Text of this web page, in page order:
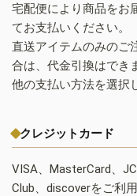
宅配便により商品をお
てお支払いください。
直送アイテムのみのご
合は、代金引換はでき
他の支払い方法を選択
クレジットカード
VISA、MasterCard、
Club、discoverをご利